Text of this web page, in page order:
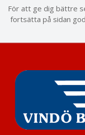
För att ge dig bättre
fortsätta på sidan
Visa